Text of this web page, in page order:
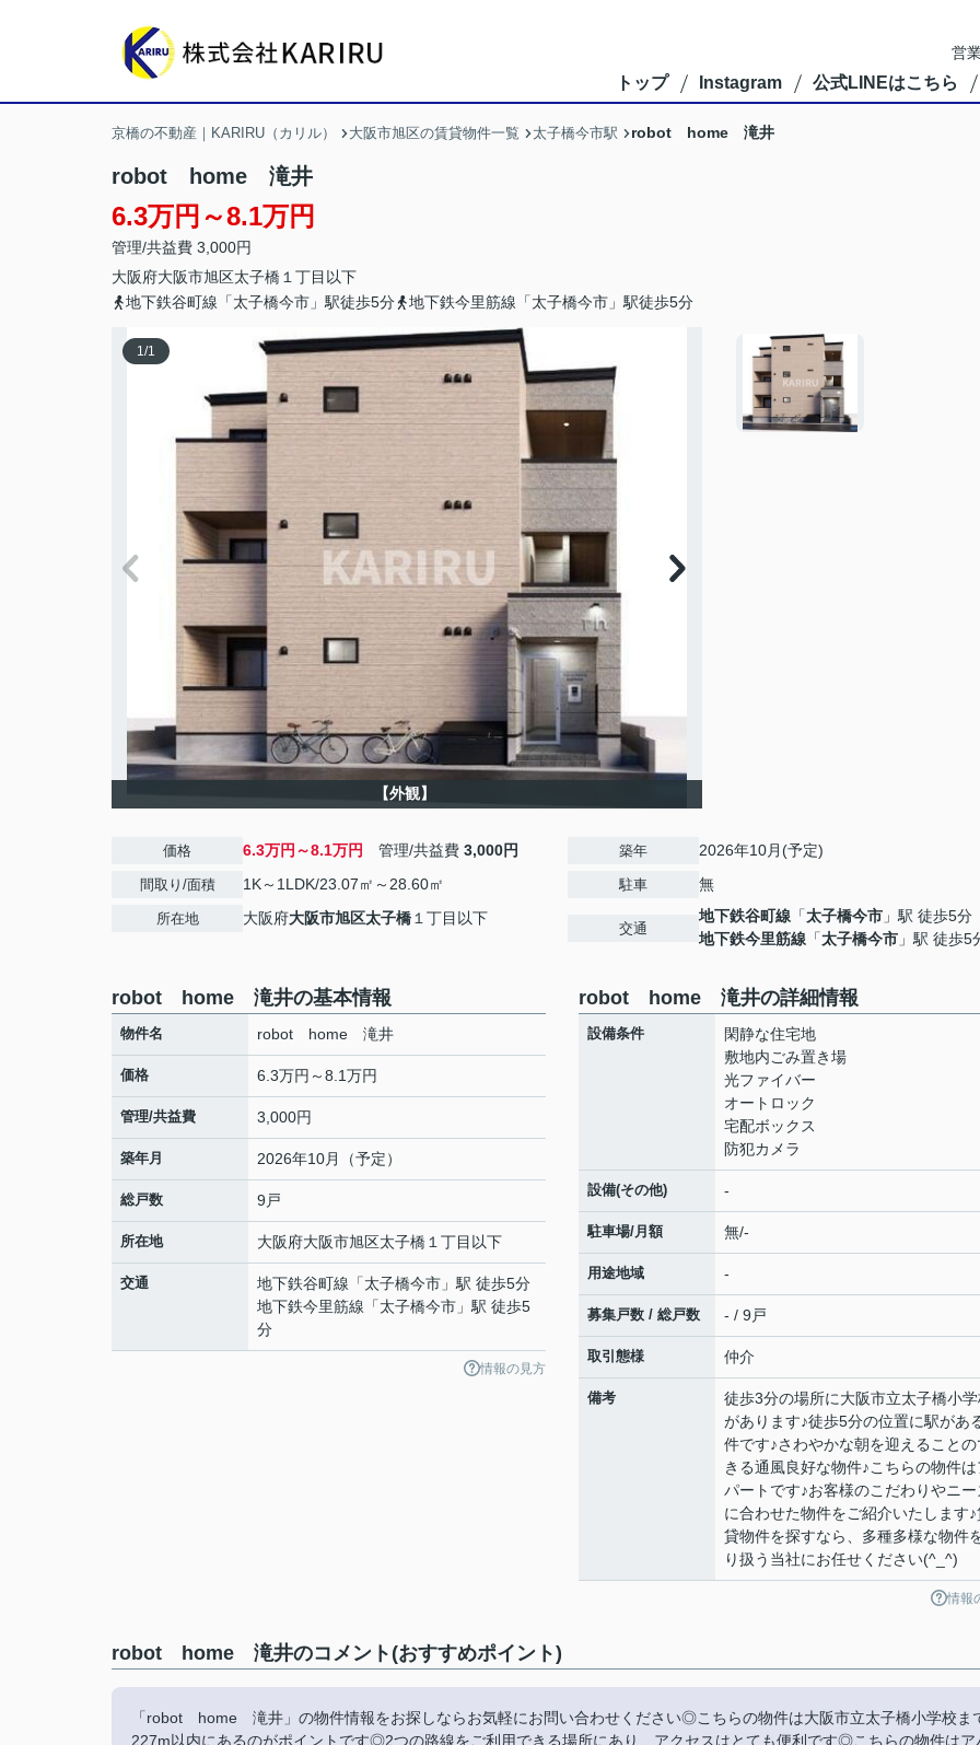
営
トップ Instagram 公式LINEはこちら
京橋の不動産｜KARIRU（カリル） 大阪市旭区の賃貸物件一覧 太子橋今市駅 robot home 滝井
robot home 滝井
6.3万円～8.1万円
管理/共益費 3,000円
大阪府大阪市旭区太子橋 １丁目以下
地下鉄谷町線「太子橋今市」駅徒歩5分
地下鉄今里筋線「太子橋今市」駅徒歩5分
1/1
【外観】
価格 6.3万円～8.1万円 管理/共益費 3,000円
間取り/面積 1K～1LDK/23.07㎡～28.60㎡
所在地 大阪府大阪市旭区太子橋 １丁目以下
築年 2026年10月(予定)
駐車 無
交通
地下鉄谷町線 「太子橋今市 」駅 徒歩5分
地下鉄今里筋線 「太子橋今市 」駅 徒歩5
robot home 滝井の基本情報
物件名 robot home 滝井
価格 6.3万円～8.1万円
管理/共益費 3,000円
築年月 2026年10月（予定）
総戸数 9戸
所在地 大阪府大阪市旭区太子橋 １丁目以下
交通 地下鉄谷町線 「太子橋今市 」駅 徒歩5分
地下鉄今里筋線 「太子橋今市 」駅 徒歩5
分
情報の見方
robot home 滝井の詳細情報
設備条件
閑静な住宅地
敷地内ごみ置き場
光ファイバー
オートロック
宅配ボックス
防犯カメラ
設備(その他) -
駐車場/月額 無/-
用途地域 -
募集戸数 / 総戸数 - / 9戸
取引態様 仲介
備考
徒歩3分の場所に大阪市立太子橋小
があります♪徒歩5分の位置に駅があ
件です♪さわやかな朝を迎えることの
きる通風良好な物件♪こちらの物件は
パートです♪お客様のこだわりやニー
に合わせた物件をご紹介いたします♪
貸物件を探すなら、多種多様な物件
り扱う当社にお任せください(^_^)
情報
robot home 滝井のコメント(おすすめポイント)
「robot home 滝井」の物件情報をお探しならお気軽にお問い合わせください◎こちらの物件は大阪市立太子橋小学校ま
227m以内にあるのがポイントです◎2つの路線をご利用できる場所にあり、アクセスはとても便利です◎こちらの物件はア